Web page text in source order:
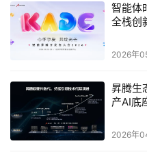
从创业开始，木木一直跟
他再了解不过。
让用户觉得产品更好用。
当IEO热点来临时，木木一
势后，他开始后发追上。
智能体
全栈创
2026年
昇腾生
产AI底
2026年